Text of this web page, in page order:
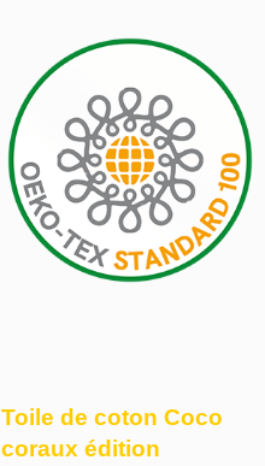
Toile de coton Coco
coraux édition